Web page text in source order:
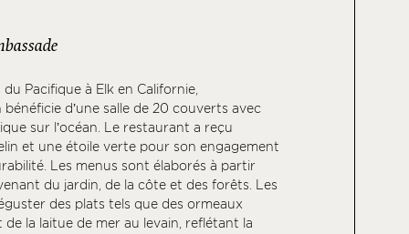
Pacifique à Elk en Californie,
d’une salle de 20 couverts avec
sur l’océan. Le restaurant a reçu
et une étoile verte pour son engagement
Les menus sont élaborés à partir
du jardin, de la côte et des forêts. Les
des plats tels que des ormeaux
de la laitue de mer au levain, reflétant la